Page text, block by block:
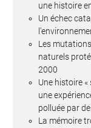
une histoire
Un échec
Les
naturels
2000
Une histoire «
une
polluée par
La mémoire